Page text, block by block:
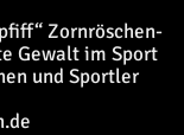
Zornröschen-
Gewalt im Sport
und Sportler